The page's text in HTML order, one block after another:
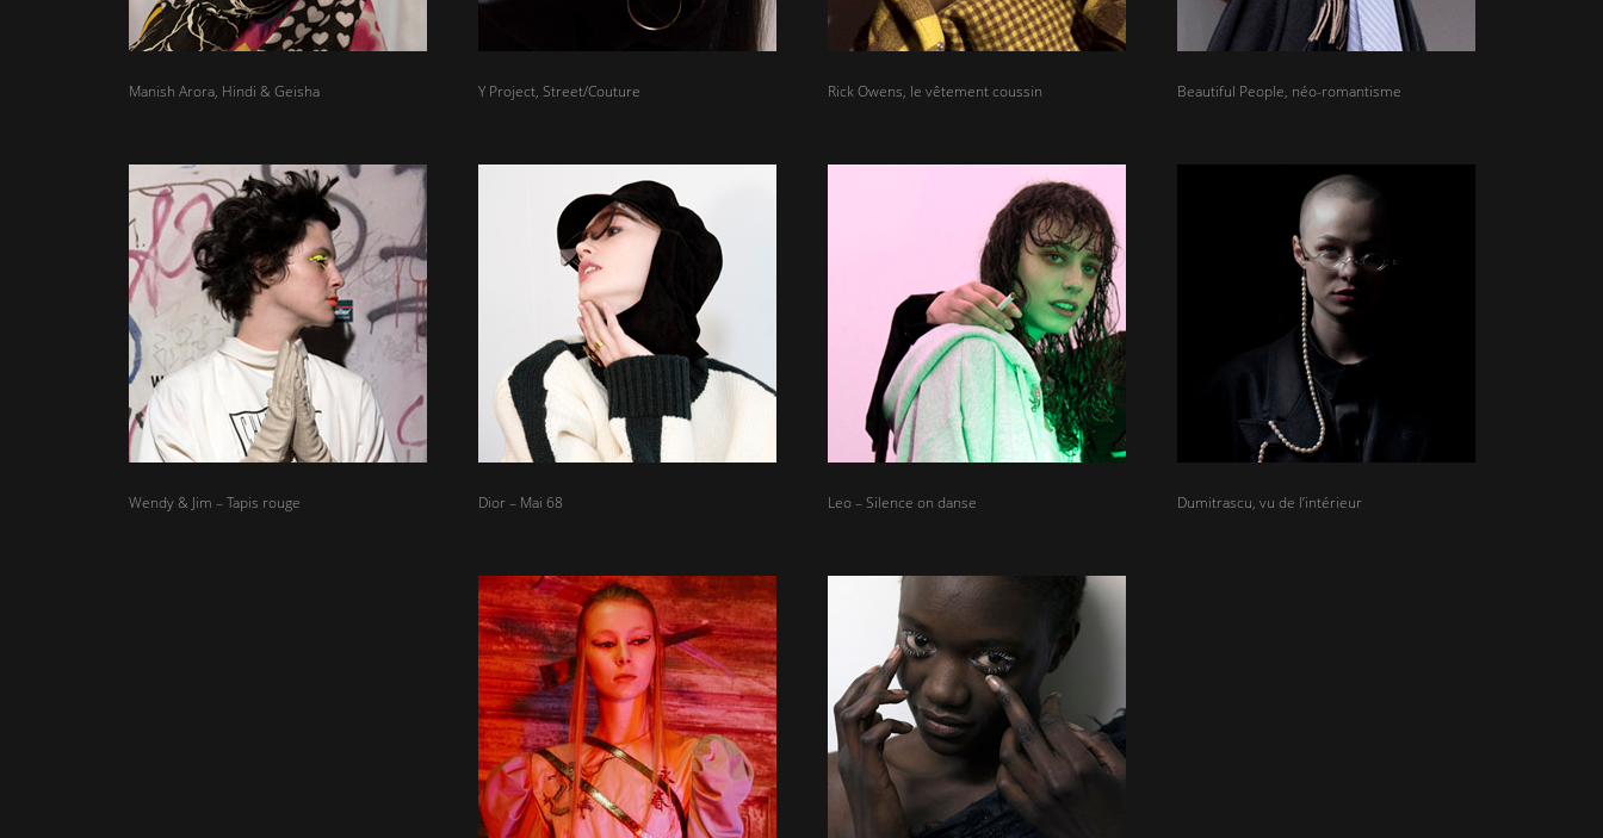
Manish Arora, Hindi & Geisha Y Project, Street/Couture Rick Owens, le vêtement coussin Beautiful People, néo-romantisme
Wendy & Jim – Tapis rouge Dior – Mai 68 Leo – Silence on danse Dumitrascu, vu de l’intérieur